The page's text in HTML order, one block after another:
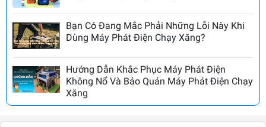
Bạn Có Đang Mắc Phải Những Lỗi Này Khi
Dùng Máy Phát Điện Chạy Xăng?
Hướng Dẫn Khắc Phục Máy Phát Điện
Không Nổ Và Bảo Quản Máy Phát Điện Chạy
Xăng